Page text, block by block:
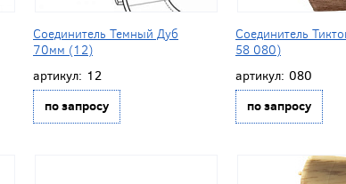
Соединитель Темный Дуб
70мм (12)
артикул: 12
по запросу
Соединитель
58 080)
артикул: 080
по запросу